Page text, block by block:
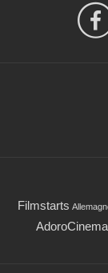
Filmstarts
AdoroCinema